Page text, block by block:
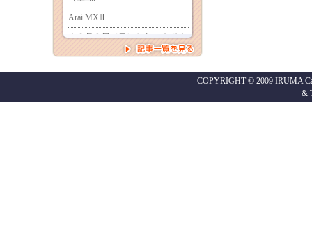
COPYRIGHT © 2009 IRUMA
&